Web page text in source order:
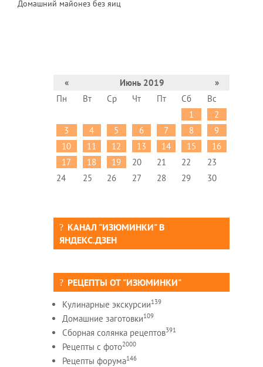
Домашний майонез без яиц
« Июнь 2019
»
Пн
Вт Ср Чт Пт Сб
Вс
1
2
3
4 5 6 7 8
9
10
11 12 13 14 15
16
17
18 19 20 21 22
23
24
25 26 27 28 29 30
КАНАЛ "ИЗЮМИНКИ" В
ЯНДЕКС.ДЗЕН
РЕЦЕПТЫ ОТ "ИЗЮМИНКИ"
Кулинарные экскурсии139
Домашние заготовки109
Сборная солянка рецептов391
Рецепты c фото2000
Рецепты форума146